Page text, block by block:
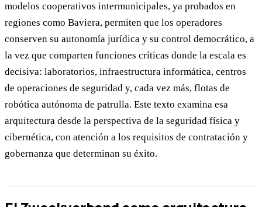
modelos cooperativos intermunicipales, ya probados en
regiones como Baviera, permiten que los operadores
conserven su autonomía jurídica y su control democrático, a
la vez que comparten funciones críticas donde la escala es
decisiva: laboratorios, infraestructura informática, centros
de operaciones de seguridad y, cada vez más, flotas de
robótica autónoma de patrulla. Este texto examina esa
arquitectura desde la perspectiva de la seguridad física y
cibernética, con atención a los requisitos de contratación y
gobernanza que determinan su éxito.